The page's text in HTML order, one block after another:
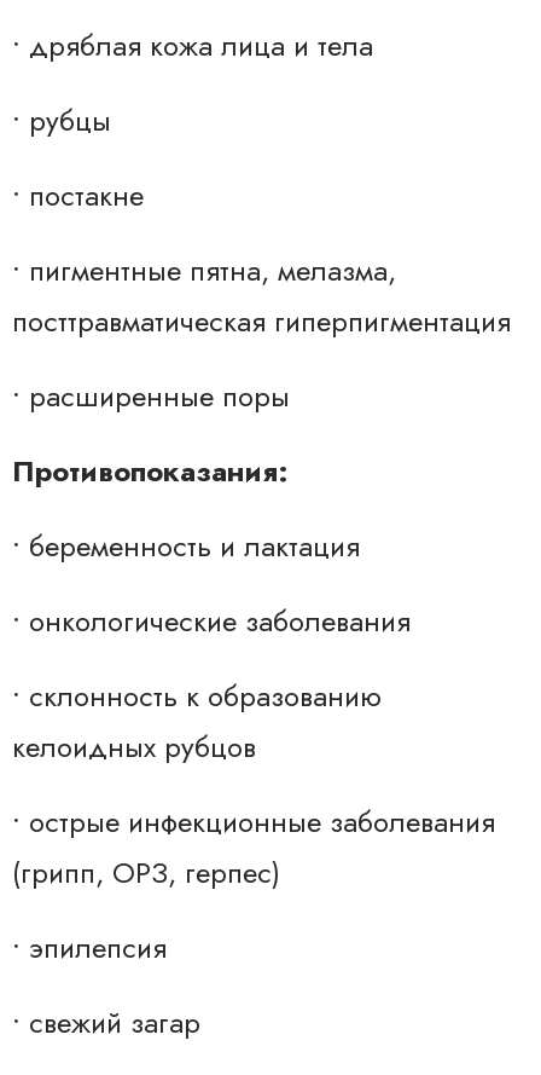
• дряблая кожа лица и тела
• рубцы
• постакне
• пигментные пятна, мелазма,
посттравматическая гиперпигментация
• расширенные поры
Противопоказания:
• беременность и лактация
• онкологические заболевания
• склонность к образованию
келоидных рубцов
• острые инфекционные заболевания
(грипп, ОРЗ, герпес)
• эпилепсия
• свежий загар